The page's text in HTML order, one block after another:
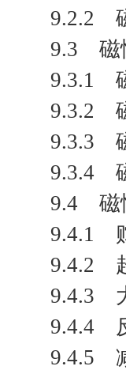
9.2.2
9.3 磁
9.3.1
9.3.2
9.3.3
9.3.4
9.4 磁
9.4.1
9.4.2
9.4.3
9.4.4
9.4.5